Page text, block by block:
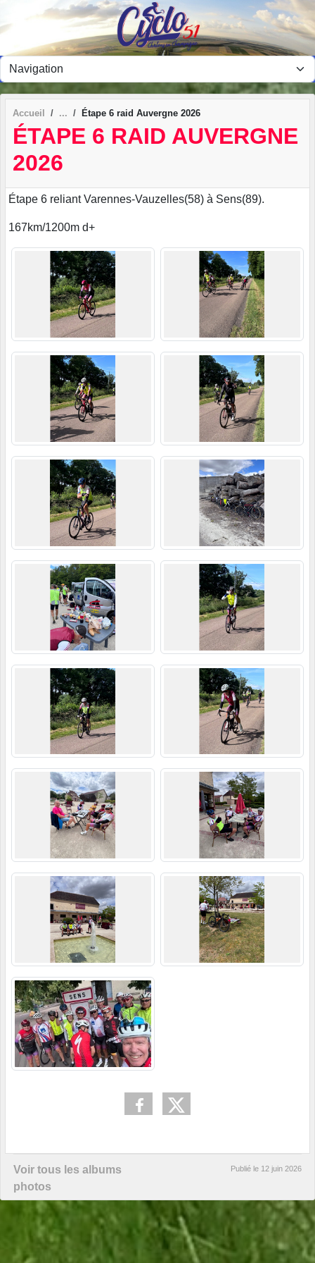
Accueil Étape 6 raid Auvergne 2026
ÉTAPE 6 RAID AUVERGNE
2026
Étape 6 reliant Varennes-Vauzelles(58) à Sens(89).
167km/1200m d+
Voir tous les albums
photos
Publié le 12 juin 2026
Panneau de gestion des cookies